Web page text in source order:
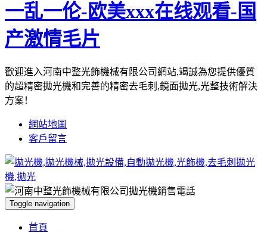
一乱一伦-欧美xxx在线观看-国
产激情毛片
歡迎進入河南中整光飾機械有限公司網站,竭誠為您提供優質
的超精密拋光機和完善的精密去毛刺,鏡面拋光,光整技術解決
方案！
網站地圖
客戶留言
Toggle navigation
首頁